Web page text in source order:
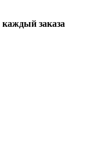
заказа